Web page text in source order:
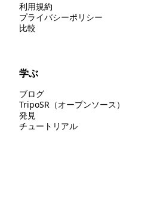
利用規約
プライバシーポリシー
比較
学ぶ
ブログ
TripoSR（オープンソース）
発見
チュートリアル